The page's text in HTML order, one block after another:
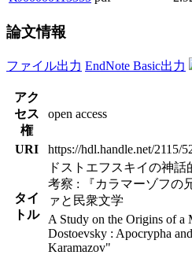
論文情報
ファイル出力 EndNote Basic出力
アク
セス
権
open access
URI https://hdl.handle.net/2115/
タイ
トル
ドストエフスキイの神
考察 : 『カラマーゾフの
ァと民衆文学
A Study on the Origins of a
Dostoevsky : Apocrypha
Karamazov"